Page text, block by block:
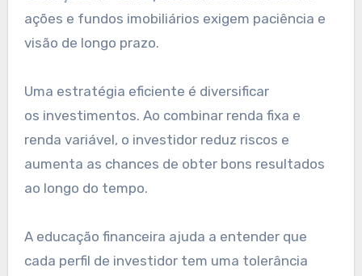
ações e fundos imobiliários exigem paciência e
visão de longo prazo.
Uma estratégia eficiente é diversificar
os investimentos. Ao combinar renda fixa e
renda variável, o investidor reduz riscos e
aumenta as chances de obter bons resultados
ao longo do tempo.
A educação financeira ajuda a entender que
cada perfil de investidor tem uma tolerância